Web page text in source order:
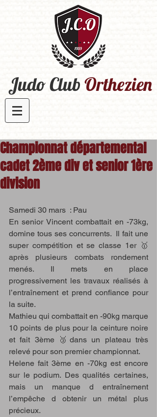
Judo ClubOrthezien​
Championnat départemental
cadet 2ème div et senior 1ère
division
Samedi 30 mars  : Pau
En senior Vincent combattait en -73kg,
domine tous ses concurrents.  Il fait une
super compétition et se classe 1er 🥇
après plusieurs combats rondement
menés. Il mets en place
progressivement les travaux réalisés à
l’entraînement et prend confiance pour
la suite.
Mathieu qui combattait en -90kg marque
10 points de plus pour la ceinture noire
et fait 3ème 🥉dans un plateau très
relevé pour son premier championnat.
Helene fait 3ème en -70kg est encore
sur le podium. Des qualités certaines,
mais un manque d entraînement
l’empêche d obtenir un métal plus
précieux.